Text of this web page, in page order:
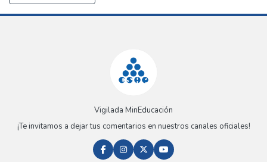
Vigilada MinEducación
¡Te invitamos a dejar tus comentarios en nuestros canales oficiales!